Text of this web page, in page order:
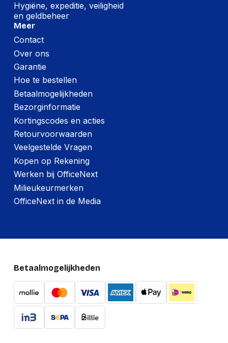
Hygiëne, expeditie, veiligheid
en geldbeheer
Meer
Contact
Over ons
Garantie
Hoe te bestellen
Betaalmogelijkheden
Bezorginformatie
Kortingscodes en acties
Retourvoorwaarden
Veelgestelde Vragen
Kopen op Rekening
Werken bij OfficeNext
Milieukeurmerken
OfficeNext in de Media
Betaalmogelijkheden